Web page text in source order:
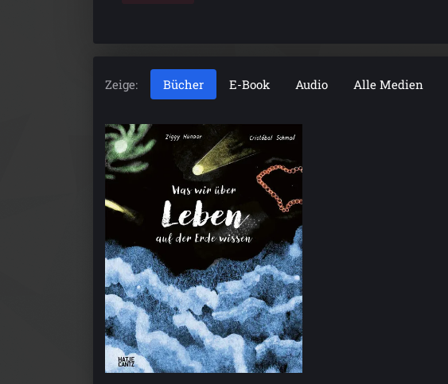
Zeige: Bücher E-Book Audio Alle Medien